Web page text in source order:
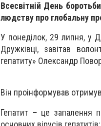
Всесвітній День
людству про глобальну
У понеділок, 29 липня, у
Дружківці, завітав
гепатиту» Олександр
Він проінформував
Гепатит – це запалення